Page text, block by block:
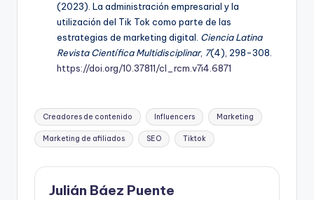
(2023). La administración empresarial y la
utilización del Tik Tok como parte de las
estrategias de marketing digital. Ciencia Latina
Revista Científica Multidisciplinar, 7(4), 298-308.
https://doi.org/10.37811/cl_rcm.v7i4.6871
Etiquetas:
Creadores de contenido Influencers Marketing
Marketing de afiliados SEO Tiktok
Julián Báez Puente